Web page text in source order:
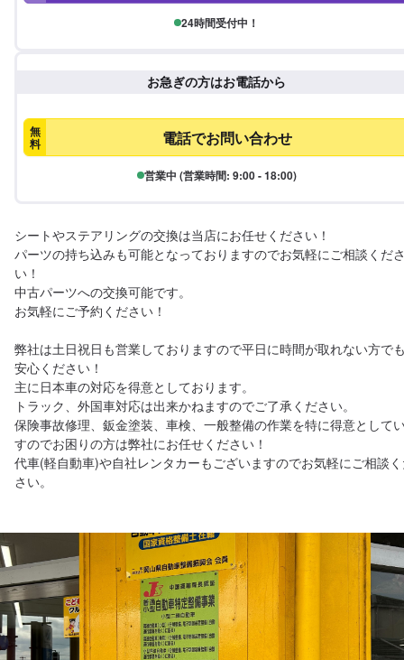
24時間受付中！
お急ぎの方はお電話から
無
料 電話でお問い合わせ
営業中 (営業時間: 9:00 - 18:00)
シートやステアリングの交換は当店にお任せください！
パーツの持ち込みも可能となっておりますのでお気軽にご相談くだ
い！
中古パーツへの交換可能です。
お気軽にご予約ください！
弊社は土日祝日も営業しておりますので平日に時間が取れない方で
安心ください！
主に日本車の対応を得意としております。
トラック、外国車対応は出来かねますのでご了承ください。
保険事故修理、鈑金塗装、車検、一般整備の作業を特に得意として
すのでお困りの方は弊社にお任せください！
代車(軽自動車)や自社レンタカーもございますのでお気軽にご相談